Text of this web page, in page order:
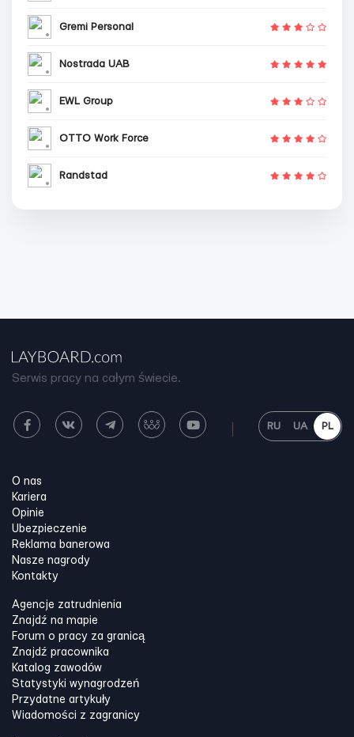
Gremi Personal
Nostrada UAB
EWL Group
OTTO Work Force
Randstad
Serwis pracy na całym świecie.
RU UA PL
O nas
Kariera
Opinie
Ubezpieczenie
Reklama banerowa
Nasze nagrody
Kontakty
Agencje zatrudnienia
Znajdź na mapie
Forum o pracy za granicą
Znajdź pracownika
Katalog zawodów
Statystyki wynagrodzeń
Przydatne artykuły
Wiadomości z zagranicy